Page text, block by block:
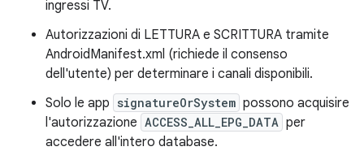
ingressi TV.
Autorizzazioni di LETTURA e SCRITTURA tramite
AndroidManifest.xml (richiede il consenso
dell'utente) per determinare i canali disponibili.
Solo le app signatureOrSystem possono acquisire
l'autorizzazione ACCESS_ALL_EPG_DATA per
accedere all'intero database.